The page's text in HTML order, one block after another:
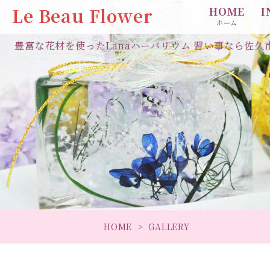
Le Beau Flower HOME
ホーム
豊富な花材を使ったLanaハーバリウム 習い事なら佐
HOME GALLERY